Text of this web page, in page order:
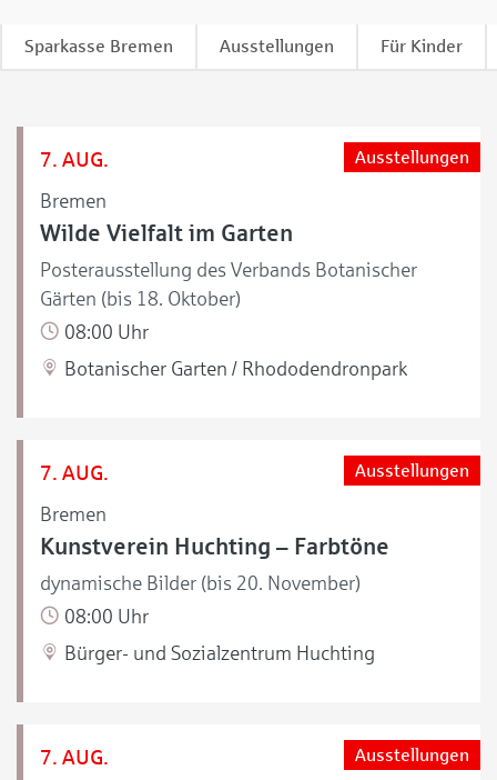
Sparkasse Bremen Ausstellungen Für Kinder
7. AUG.
Bremen
Ausstellungen
Wilde Vielfalt im Garten
Posterausstellung des Verbands Botanischer
Gärten (bis 18. Oktober)
08:00 Uhr
Botanischer Garten / Rhododendronpark
7. AUG.
Bremen
Ausstellungen
Kunstverein Huchting – Farbtöne
dynamische Bilder (bis 20. November)
08:00 Uhr
Bürger- und Sozialzentrum Huchting
7. AUG. Ausstellungen